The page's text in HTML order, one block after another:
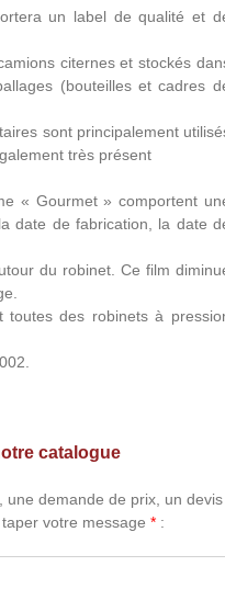
un label de qualité et
citernes et stockés
(bouteilles et cadres
sont principalement
très présent
« Gourmet » comportent
date de fabrication, la date
du robinet. Ce film
des robinets à
catalogue
demande de prix, un devis
votre message* :